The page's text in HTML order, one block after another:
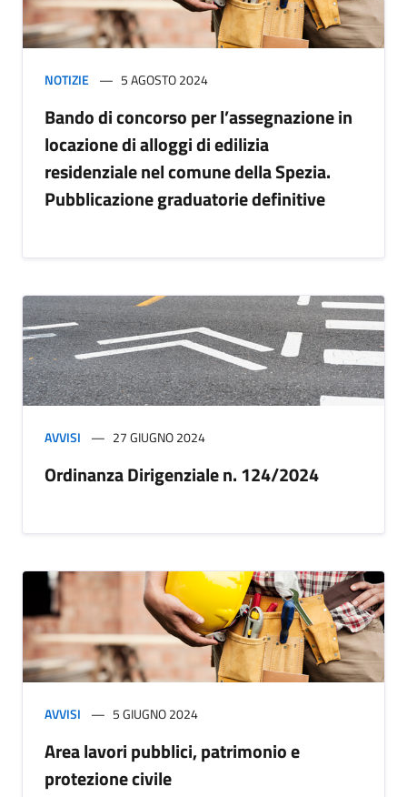
NOTIZIE 5 AGOSTO 2024
Bando di concorso per l’assegnazione in
locazione di alloggi di edilizia
residenziale nel comune della Spezia.
Pubblicazione graduatorie definitive
AVVISI 27 GIUGNO 2024
Ordinanza Dirigenziale n. 124/2024
AVVISI 5 GIUGNO 2024
Area lavori pubblici, patrimonio e
protezione civile